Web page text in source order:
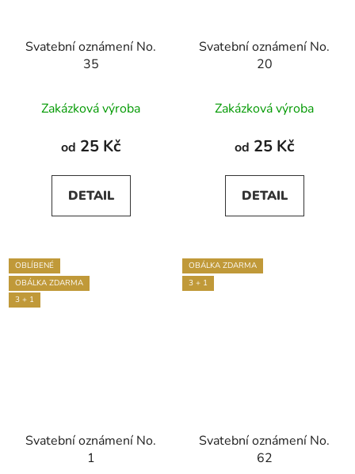
Svatební oznámení No.
35
Zakázková výroba
od 25 Kč
DETAIL
Svatební oznámení No.
20
hodnocení
produktu
5,0
z
Zakázková výroba
od 25 Kč
DETAIL
OBLÍBENÉ
OBÁLKA ZDARMA
3 + 1
Svatební oznámení No.
1
OBÁLKA ZDARMA
3 + 1
Svatební oznámení No.
62